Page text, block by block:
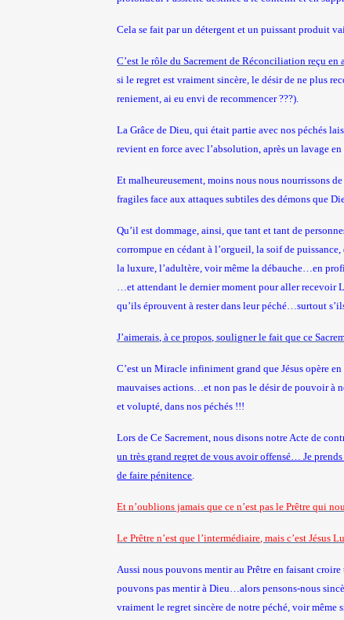
Cela se fait par un détergent et un puissant produit
C’est le rôle du Sacrement de Réconciliation reçu en
si le regret est vraiment sincère, le désir de ne plus
reniement, ai eu envi de recommencer ???).
La Grâce de Dieu, qui était partie avec nos péchés
revient en force avec l’absolution, après un lavage
Et malheureusement, moins nous nous nourrissons
fragiles face aux attaques subtiles des démons que
Qu’il est dommage, ainsi, que tant et tant de
corrompue en cédant à l’orgueil, la soif de
la luxure, l’adultère, voir même la débauche…en
…et attendant le dernier moment pour aller recevoir
qu’ils éprouvent à rester dans leur péché…surtout
J’aimerais, à ce propos, souligner le fait que ce
C’est un Miracle infiniment grand que Jésus opère
mauvaises actions…et non pas le désir de pouvoir à
et volupté, dans nos péchés !!!
Lors de Ce Sacrement, nous disons notre Acte de
un très grand regret de vous avoir offensé… Je
de faire pénitence.
Et n’oublions jamais que ce n’est pas le Prêtre qui
Le Prêtre n’est que l’intermédiaire, mais c’est Jésus
Aussi nous pouvons mentir au Prêtre en faisant
pouvons pas mentir à Dieu…alors pensons-nous
vraiment le regret sincère de notre péché, voir